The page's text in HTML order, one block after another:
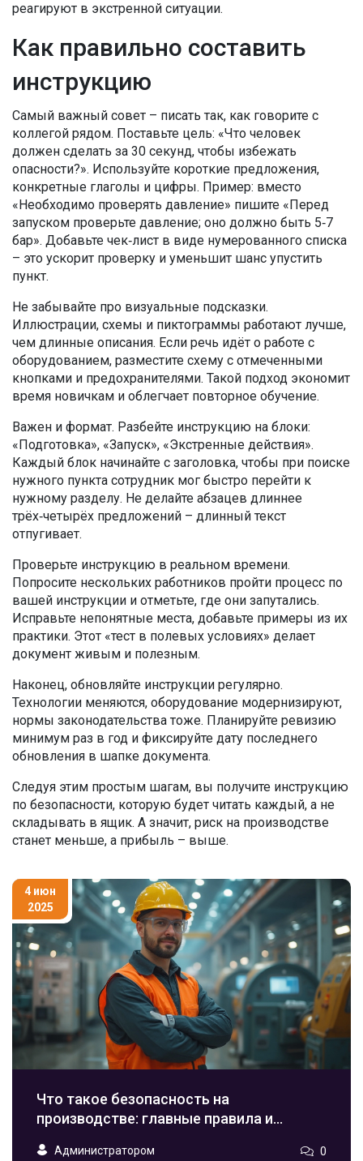
реагируют в экстренной ситуации.
Как правильно составить
инструкцию
Самый важный совет – писать так, как говорите с
коллегой рядом. Поставьте цель: «Что человек
должен сделать за 30 секунд, чтобы избежать
опасности?». Используйте короткие предложения,
конкретные глаголы и цифры. Пример: вместо
«Необходимо проверять давление» пишите «Перед
запуском проверьте давление; оно должно быть 5‑7
бар». Добавьте чек‑лист в виде нумерованного списка
– это ускорит проверку и уменьшит шанс упустить
пункт.
Не забывайте про визуальные подсказки.
Иллюстрации, схемы и пиктограммы работают лучше,
чем длинные описания. Если речь идёт о работе с
оборудованием, разместите схему с отмеченными
кнопками и предохранителями. Такой подход экономит
время новичкам и облегчает повторное обучение.
Важен и формат. Разбейте инструкцию на блоки:
«Подготовка», «Запуск», «Экстренные действия».
Каждый блок начинайте с заголовка, чтобы при поиске
нужного пункта сотрудник мог быстро перейти к
нужному разделу. Не делайте абзацев длиннее
трёх‑четырёх предложений – длинный текст
отпугивает.
Проверьте инструкцию в реальном времени.
Попросите нескольких работников пройти процесс по
вашей инструкции и отметьте, где они запутались.
Исправьте непонятные места, добавьте примеры из их
практики. Этот «тест в полевых условиях» делает
документ живым и полезным.
Наконец, обновляйте инструкции регулярно.
Технологии меняются, оборудование модернизируют,
нормы законодательства тоже. Планируйте ревизию
минимум раз в год и фиксируйте дату последнего
обновления в шапке документа.
Следуя этим простым шагам, вы получите инструкцию
по безопасности, которую будет читать каждый, а не
складывать в ящик. А значит, риск на производстве
станет меньше, а прибыль – выше.
4 июн
2025
Что такое безопасность на
производстве: главные правила и
Администратором 0